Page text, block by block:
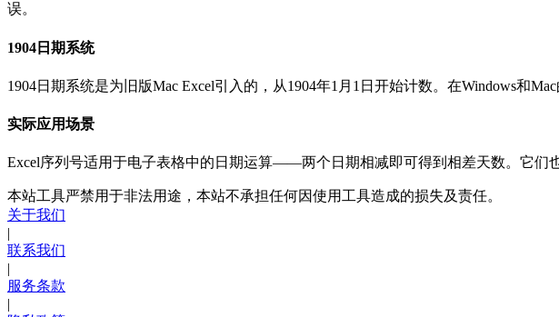
误。
1904日期系统
1904日期系统是为旧版Mac Excel引入的，从1904年1月1日开始计数。在Windows和
实际应用场景
Excel序列号适用于电子表格中的日期运算——两个日期相减即可得到相差天数。它们
本站工具严禁用于非法用途，本站不承担任何因使用工具造成的损失及责任。
关于我们
联系我们
服务条款